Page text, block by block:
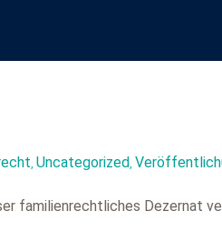
, Uncategorized,
familienrechtliches Dezernat